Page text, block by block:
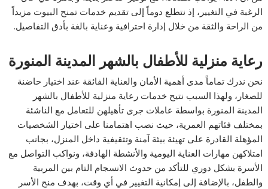
الرغبة في التغيير، إذ نتطلع دوماً إلى تقديم خدمات تمنح البيوت مزيداً
من الراحة والثقة من خلال إدارة احترافية وعناية بالغة بأدق التفاصيل.
رعاية منزلية للأطفال بالشهر المدينة المنورة
نحن ندرك تماماً مدى أهمية الأمان والعناية الفائقة عند اختيار حاضنة
للصغار، ولهذا السبب نتيح خدمات رعاية منزلية للأطفال بالشهر
المدينة المنورة بواسطة عاملات جرى تأهيلهن للتعامل مع الناشئة
بمختلف فئاتهم العمرية، حيث نصب اهتمامنا على اختيار الشخصيات
المؤهلة القادرة على تهيئة بيئة آمنة وتثقيفية داخل المنزل، بجانب
امتلاكهن مهارات العناية اليومية والأنشطة الهادفة، ونواكب التواصل مع
الأسرة بشكل دوري للتأكد من حدوث الانسجام التام بين المربية
والطفل، بالإضافة إلى إمكانية التغيير في أي وقت، بهدف منح الأسر